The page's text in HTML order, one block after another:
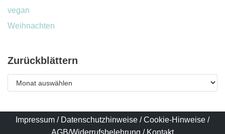
vegan
Weihnachten
Zurückblättern
Impressum / Datenschutzhinweise /Cookie-Hinweise /
AGB/Widerrufsbelehrung / Kontakt